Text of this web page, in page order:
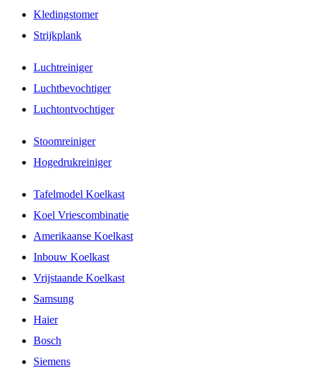
Kledingstomer
Strijkplank
Luchtreiniger
Luchtbevochtiger
Luchtontvochtiger
Stoomreiniger
Hogedrukreiniger
Tafelmodel Koelkast
Koel Vriescombinatie
Amerikaanse Koelkast
Inbouw Koelkast
Vrijstaande Koelkast
Samsung
Haier
Bosch
Siemens